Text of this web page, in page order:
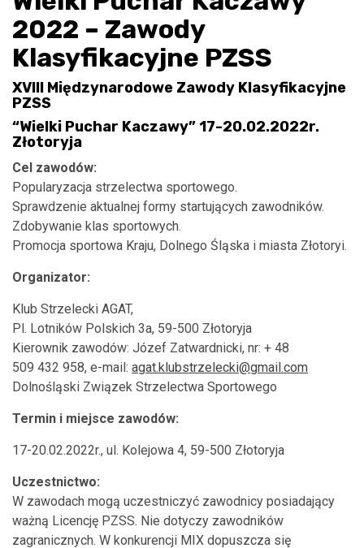
2022 – Zawody
Klasyfikacyjne PZSS
XVIII Międzynarodowe Zawody Klasyfikacyjne
PZSS
“Wielki Puchar Kaczawy” 17-20.02.2022r.
Złotoryja
Cel zawodów:
Popularyzacja strzelectwa sportowego.
Sprawdzenie aktualnej formy startujących zawodników.
Zdobywanie klas sportowych.
Promocja sportowa Kraju, Dolnego Śląska i miasta Złotoryi.
Organizator:
Klub Strzelecki AGAT,
Pl. Lotników Polskich 3a, 59-500 Złotoryja
Kierownik zawodów: Józef Zatwardnicki, nr: + 48
509 432 958, e-mail: agat.klubstrzelecki@gmail.com
Dolnośląski Związek Strzelectwa Sportowego
Termin i miejsce zawodów:
17-20.02.2022r., ul. Kolejowa 4, 59-500 Złotoryja
Uczestnictwo:
W zawodach mogą uczestniczyć zawodnicy posiadający
ważną Licencję PZSS. Nie dotyczy zawodników
zagranicznych. W konkurencji MIX dopuszcza się